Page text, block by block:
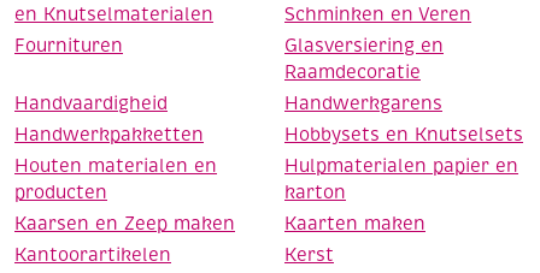
en Knutselmaterialen
Schminken en Veren
Fournituren
Glasversiering en
Raamdecoratie
Handvaardigheid
Handwerkgarens
Handwerkpakketten
Hobbysets en Knutselsets
Houten materialen en
producten
Hulpmaterialen papier en
karton
Kaarsen en Zeep maken
Kaarten maken
Kantoorartikelen
Kerst